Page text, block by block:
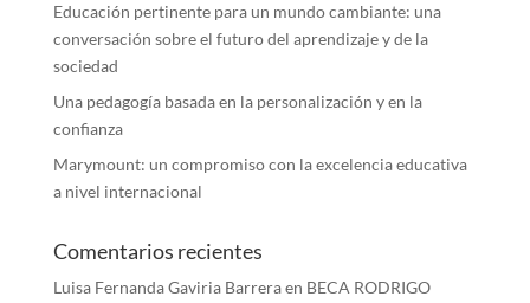
Educación pertinente para un mundo cambiante: una
conversación sobre el futuro del aprendizaje y de la
sociedad
Una pedagogía basada en la personalización y en la
confianza
Marymount: un compromiso con la excelencia educativa
a nivel internacional
Comentarios recientes
Luisa Fernanda Gaviria Barreraen BECA RODRIGO